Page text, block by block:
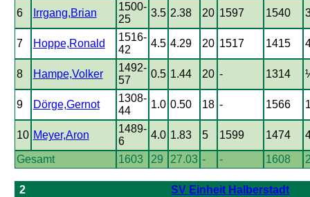
6 Irrgang,Brian
1500-
25
3.5 2.38 20 1597 1540
7 Hoppe,Ronald
1516-
42
4.5 4.29 20 1517 1415
8 Hampe,Volker
1492-
57
0.5 1.44 20 - 1314
9 Dörge,Gernot
1308-
44
1.0 0.50 18 - 1566
10 Meyer,Aron
1489-
6
4.0 1.83 5 1599 1474
Gesamt 1603 29 27.03 - - 1608
2 SV Einheit Halberstadt